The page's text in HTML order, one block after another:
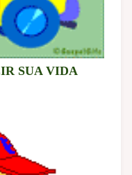
SUA VIDA